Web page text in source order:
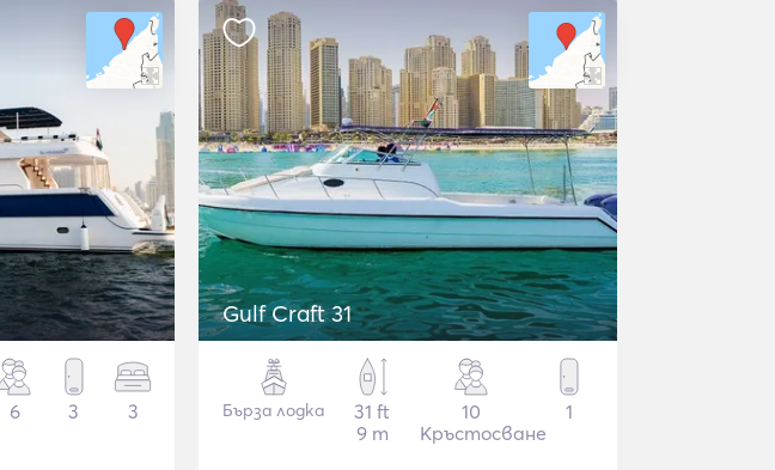
6 3 3
Gulf Craft 31
Бърза лодка
31 ft
9 m
10
Кръстосване
1